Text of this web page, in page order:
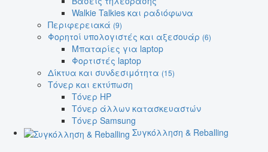
Walkie Talkies και ραδιόφωνα
Περιφερειακά (9)
Φορητοί υπολογιστές και αξεσουάρ (6)
Μπαταρίες για laptop
Φορτιστές laptop
Δίκτυα και συνδεσιμότητα (15)
Τόνερ και εκτύπωση
Τόνερ HP
Τόνερ άλλων κατασκευαστών
Τόνερ Samsung
Συγκόλληση & Reballing